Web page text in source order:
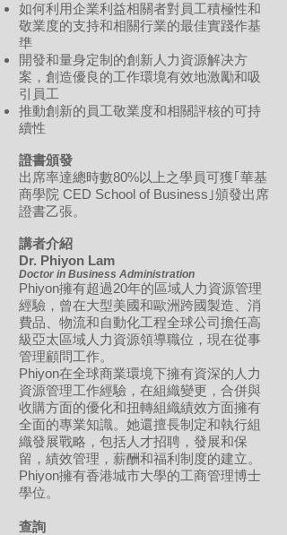
如何利用企業利益相關者對員工積極性和
敬業度的支持和相關行業的最佳實踐作基
㔼
開發和量身定制的創新人力資源解决方
案，創造優良的工作環境有效地激勵和吸
引員工
推動創新的員工敬業度和相關評核的可持
續性
證書頒發
出席率達總時數80%以上之學員可獲｢華基
商學院 CED School of Business｣頒發出席
證書乙張。
講者介紹
Dr. Phiyon Lam
Doctor in Business Administration
Phiyon擁有超過20年的區域人力資源管理
經驗，曾在大型美國和歐洲跨國製造、消
費品、物流和自動化工程全球公司擔任高
級亞太區域人力資源領導職位，現在從事
管理顧問工作。
Phiyon在全球商業環境下擁有資深的人力
資源管理工作經驗，在組織變更，合併與
收購方面的優化和扭轉組織績效方面擁有
全面的專業知識。她還擅長制定和執行組
織發展戰略，包括人才招聘，發展和保
留，績效管理，薪酬和福利制度的建立。
Phiyon擁有香港城市大學的工商管理博士
學位。
​查詢